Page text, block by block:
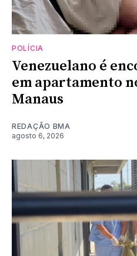
POLÍCIA
Venezuelano é
em apartamento
Manaus
REDAÇÃO BMA
agosto 6, 2026